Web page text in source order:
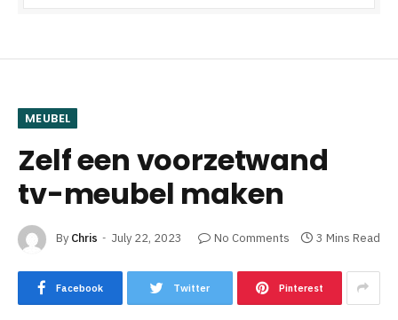
MEUBEL
Zelf een voorzetwand
tv-meubel maken
By Chris July 22, 2023 No Comments 3 Mins Read
Facebook Twitter Pinterest